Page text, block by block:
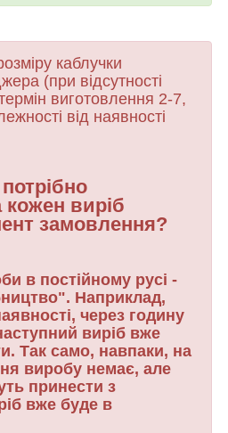
каблучки
(при відсутності
виготовлення 2-7,
від наявності
виріб
замовлення?
в постійному русі -
Наприклад,
через годину
виріб вже
Так само, навпаки, на
виробу немає, але
принести з
вже буде в